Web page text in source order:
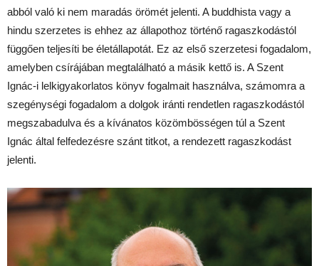
abból való ki nem maradás örömét jelenti. A buddhista vagy a
hindu szerzetes is ehhez az állapothoz történő ragaszkodástól
függően teljesíti be életállapotát. Ez az első szerzetesi fogadalom,
amelyben csírájában megtalálható a másik kettő is. A Szent
Ignác-i lelkigyakorlatos könyv fogalmait használva, számomra a
szegénységi fogadalom a dolgok iránti rendetlen ragaszkodástól
megszabadulva és a kívánatos közömbösségen túl a Szent
Ignác által felfedezésre szánt titkot, a rendezett ragaszkodást
jelenti.